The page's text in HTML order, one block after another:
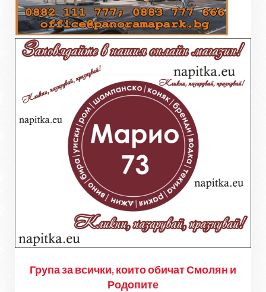
Група за всички, които обичат Смолян и
Родопите